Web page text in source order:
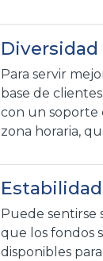
Diversidad
Para servir
base de
con un soporte
zona horaria,
Puede sentirse
que los fondos
disponibles